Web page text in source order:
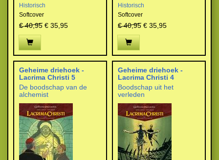
Historisch
Softcover
€ 40,95 € 35,95
Historisch
Softcover
€ 40,95 € 35,95
Geheime driehoek -
Lacrima Christi 5
De boodschap van de
alchemist
Geheime driehoek -
Lacrima Christi 4
Boodschap uit het
verleden